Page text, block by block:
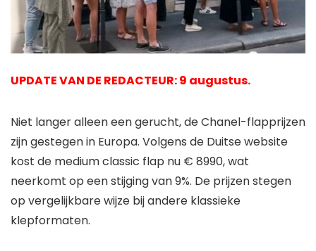
UPDATE VAN DE REDACTEUR: 9 augustus.
Niet langer alleen een gerucht, de Chanel-flapprijzen
zijn gestegen in Europa. Volgens de Duitse website
kost de medium classic flap nu € 8990, wat
neerkomt op een stijging van 9%. De prijzen stegen
op vergelijkbare wijze bij andere klassieke
klepformaten.